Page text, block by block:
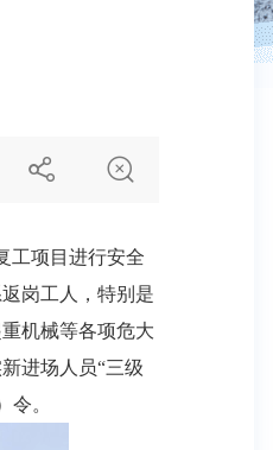
 
工项目进行安全
岗工人，特别是
机械等各项危大
进场人员“三级
。